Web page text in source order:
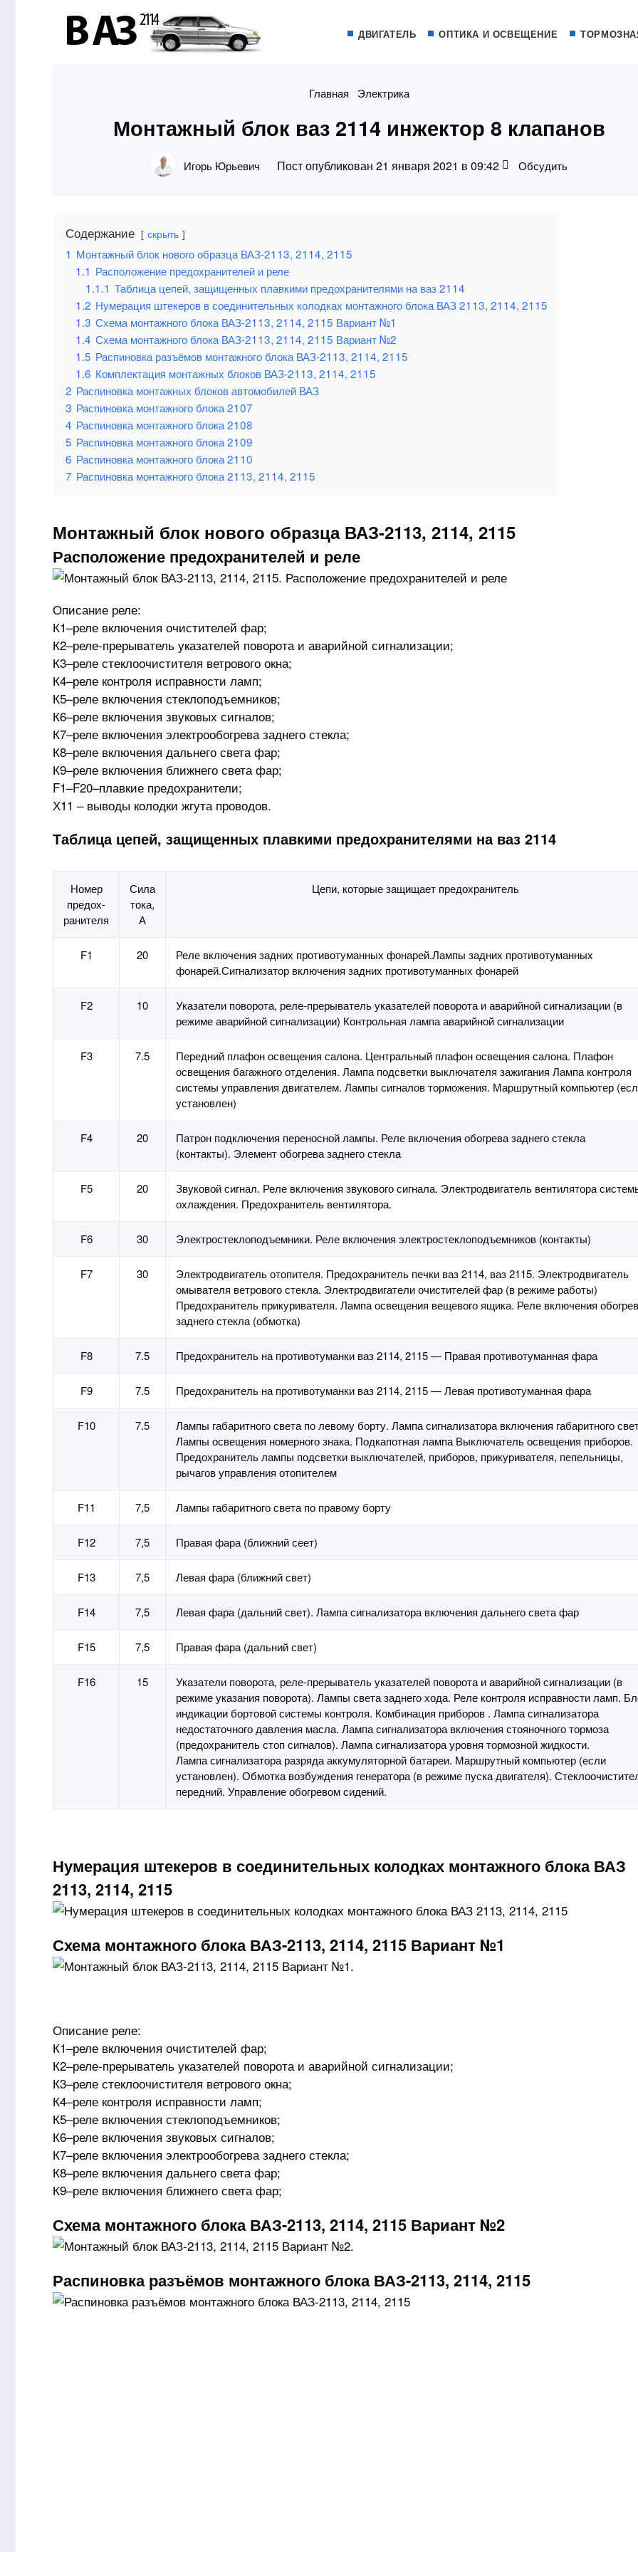
ДВИГАТЕЛЬ ОПТИКА И ОСВЕЩЕНИЕ
Главная Электрика
Монтажный блок ваз 2114 инжектор 8 клапанов
Игорь Юрьевич Пост опубликован 21 января 2021 в 09:42 Обсудить
Содержание скрыть
1 Монтажный блок нового образца ВАЗ-2113, 2114, 2115
1.1 Расположение предохранителей и реле
1.1.1 Таблица цепей, защищенных плавкими предохранителями на ваз 2114
1.2 Нумерация штекеров в соединительных колодках монтажного блока ВАЗ 2113, 2114, 2115
1.3 Схема монтажного блока ВАЗ-2113, 2114, 2115 Вариант №1
1.4 Схема монтажного блока ВАЗ-2113, 2114, 2115 Вариант №2
1.5 Распиновка разъёмов монтажного блока ВАЗ-2113, 2114, 2115
1.6 Комплектация монтажных блоков ВАЗ-2113, 2114, 2115
2 Распиновка монтажных блоков автомобилей ВАЗ
3 Распиновка монтажного блока 2107
4 Распиновка монтажного блока 2108
5 Распиновка монтажного блока 2109
6 Распиновка монтажного блока 2110
7 Распиновка монтажного блока 2113, 2114, 2115
Монтажный блок нового образца ВАЗ-2113, 2114, 2115
Расположение предохранителей и реле
Описание реле:
К1–реле включения очистителей фар;
К2–реле-прерыватель указателей поворота и аварийной сигнализации;
К3–реле стеклоочистителя ветрового окна;
К4–реле контроля исправности ламп;
К5–реле включения стеклоподъемников;
К6–реле включения звуковых сигналов;
К7–реле включения электрообогрева заднего стекла;
К8–реле включения дальнего света фар;
К9–реле включения ближнего света фар;
F1–F20–плавкие предохранители;
Х11 – выводы колодки жгута проводов.
Таблица цепей, защищенных плавкими предохранителями на ваз 2114
Номер
предох-
ранителя
Сила
тока,
А
Цепи, которые защищает предохранитель
F1 20
Реле включения задних противотуманных фонарей.Лампы задних противотуманных
фонарей.Сигнализатор включения задних противотуманных фонарей
F2 10
Указатели поворота, реле-прерыватель указателей поворота и аварийной сигнализации (в
режиме аварийной сигнализации) Контрольная лампа аварийной сигнализации
F3 7.5
Передний плафон освещения салона. Центральный плафон освещения салона. Плафон
освещения багажного отделения. Лампа подсветки выключателя зажигания Лампа контроля
системы управления двигателем. Лампы сигналов торможения. Маршрутный компьютер
установлен)
F4 20
Патрон подключения переносной лампы. Реле включения обогрева заднего стекла
(контакты). Элемент обогрева заднего стекла
F5 20
Звуковой сигнал. Реле включения звукового сигнала. Электродвигатель вентилятора
охлаждения. Предохранитель вентилятора.
F6 30 Электростеклоподъемники. Реле включения электростеклоподъемников (контакты)
F7 30
Электродвигатель отопителя. Предохранитель печки ваз 2114, ваз 2115. Электродвигатель
омывателя ветрового стекла. Электродвигатели очистителей фар (в режиме работы)
Предохранитель прикуривателя. Лампа освещения вещевого ящика. Реле включения
заднего стекла (обмотка)
F8 7.5 Предохранитель на противотуманки ваз 2114, 2115 — Правая противотуманная фара
F9 7.5 Предохранитель на противотуманки ваз 2114, 2115 — Левая противотуманная фара
F10 7.5
Лампы габаритного света по левому борту. Лампа сигнализатора включения габаритного
Лампы освещения номерного знака. Подкапотная лампа Выключатель освещения приборов.
Предохранитель лампы подсветки выключателей, приборов, прикуривателя, пепельницы,
рычагов управления отопителем
F11 7,5 Лампы габаритного света по правому борту
F12 7,5 Правая фара (ближний сеет)
F13 7,5 Левая фара (ближний свет)
F14 7,5 Левая фара (дальний свет). Лампа сигнализатора включения дальнего света фар
F15 7,5 Правая фара (дальний свет)
F16 15
Указатели поворота, реле-прерыватель указателей поворота и аварийной сигнализации (в
режиме указания поворота). Лампы света заднего хода. Реле контроля исправности ламп.
индикации бортовой системы контроля. Комбинация приборов . Лампа сигнализатора
недостаточного давления масла. Лампа сигнализатора включения стояночного тормоза
(предохранитель стоп сигналов). Лампа сигнализатора уровня тормозной жидкости.
Лампа сигнализатора разряда аккумуляторной батареи. Маршрутный компьютер (если
установлен). Обмотка возбуждения генератора (в режиме пуска двигателя).
передний. Управление обогревом сидений.
Нумерация штекеров в соединительных колодках монтажного блока ВАЗ
2113, 2114, 2115
Схема монтажного блока ВАЗ-2113, 2114, 2115 Вариант №1
Описание реле:
К1–реле включения очистителей фар;
К2–реле-прерыватель указателей поворота и аварийной сигнализации;
К3–реле стеклоочистителя ветрового окна;
К4–реле контроля исправности ламп;
К5–реле включения стеклоподъемников;
К6–реле включения звуковых сигналов;
К7–реле включения электрообогрева заднего стекла;
К8–реле включения дальнего света фар;
К9–реле включения ближнего света фар;
Схема монтажного блока ВАЗ-2113, 2114, 2115 Вариант №2
Распиновка разъёмов монтажного блока ВАЗ-2113, 2114, 2115